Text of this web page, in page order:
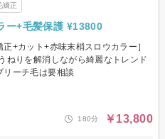
矯正
ー+毛髪保護 ¥13800
正+カット+赤味末梢スロウカラー］
ねりを解消しながら綺麗なトレンド
ーチ毛は要相談
180分 ￥13,800